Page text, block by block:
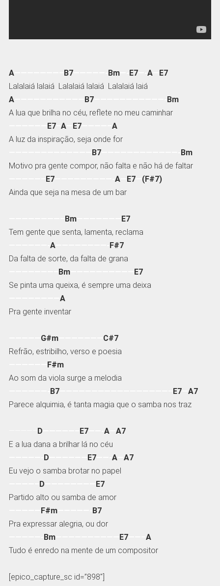
A———————– B7—————- Bm—- E7—- A— E7
Lalalaiá lalaiá Lalalaiá lalaiá Lalalaiá laiá
A——————————— B7———————————- Bm
A lua que brilha no céu, reflete no meu caminhar
E7– A— E7————– A
A luz da inspiração, seja onde for
B7————————————- Bm
Motivo pra gente compor, não falta e não há de faltar
E7—————————- A— E7— (F#7)
Ainda que seja na mesa de um bar
Bm——————— E7
Tem gente que senta, lamenta, reclama
A————————- F#7
Da falta de sorte, da falta de grana
Bm—————————— E7
Se pinta uma queixa, é sempre uma deixa
A
Pra gente inventar
G#m——————— C#7
Refrão, estribilho, verso e poesia
F#m
Ao som da viola surge a melodia
B7—————————————————– E7— A7
Parece alquimia, é tanta magia que o samba nos traz
D E7——- A— A7
E a lua dana a brilhar lá no céu
D E7——- A— A7
Eu vejo o samba brotar no papel
D
E7
Partido alto ou samba de amor
F#m—————- B7
Pra expressar alegria, ou dor
Bm—————————— E7——– A
Tudo é enredo na mente de um compositor
[epico_capture_sc id=”898″]